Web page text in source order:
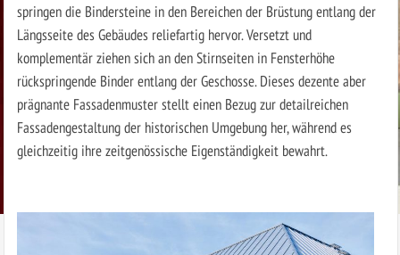
springen die Bindersteine in den Bereichen der Brüstung entlang der
Längsseite des Gebäudes reliefartig hervor. Versetzt und
komplementär ziehen sich an den Stirnseiten in Fensterhöhe
rückspringende Binder entlang der Geschosse. Dieses dezente aber
prägnante Fassadenmuster stellt einen Bezug zur detailreichen
Fassadengestaltung der historischen Umgebung her, während es
gleichzeitig ihre zeitgenössische Eigenständigkeit bewahrt.